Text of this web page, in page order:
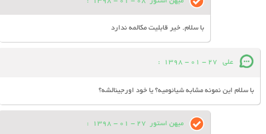
با سلام. خیر قابلیت مکالمه ندارد
علی 27 - 01 - 1398
:
با سلام این نمونه مشابه شیائومیه؟ یا خود اورجینالشه؟
میهن استور 27 - 01 - 1398
: